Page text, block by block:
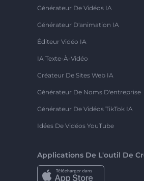
Générateur De Vidéos IA
Générateur D'animation IA
Éditeur Vidéo IA
IA Texte-À-Vidéo
Créateur De Sites Web IA
Générateur De Noms D'entreprise
Générateur De Vidéos TikTok IA
Idées De Vidéos YouTube
Applications De L'outil De